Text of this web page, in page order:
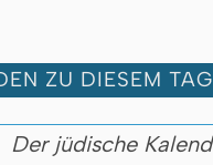
ZU DIESEM TAG
Der jüdische